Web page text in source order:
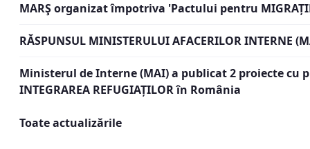
CETĂŢENILOR ROMÂNI.
PREŞEDINTELE ROMÂNIEI ŞI PRIM-MINISTRUL
Preşedintele României şi prim-ministrul Guvernului
MARŞ organizat împotriva 'Pactului pentru
RĂSPUNSUL MINISTERULUI AFACERILOR INTERNE
Ministerul de Interne (MAI) a publicat 2 proiecte cu
INTEGRAREA REFUGIAȚILOR în România
Toate actualizările